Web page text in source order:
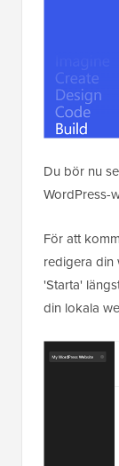
Du bör nu
WordPress-
För att
redigera din
'Starta'
din lokala